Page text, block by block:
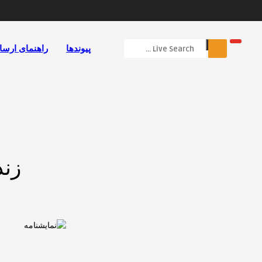
راهنمای پیوندها